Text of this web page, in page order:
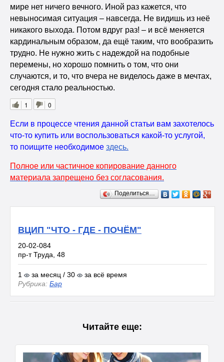
мире нет ничего вечного. Иной раз кажется, что
невыносимая ситуация – навсегда. Не видишь из неё
никакого выхода. Потом вдруг раз! – и всё меняется
кардинальным образом, да ещё таким, что вообразить
трудно. Не нужно жить с надеждой на подобные
перемены, но хорошо помнить о том, что они
случаются, и то, что вчера не виделось даже в мечтах,
сегодня стало реальностью.
1
0
Если в процессе чтения данной статьи вам захотелось
что-то купить или воспользоваться какой-то услугой,
то поищите необходимое здесь.
Полное или частичное копирование данного
материала запрещено без согласования.
Поделиться…
ВЦИП "ЧТО - ГДЕ - ПОЧЁМ"
20-02-084
пр-т Труда, 48
1 за месяц / 30
за всё время
Рубрика: Бар
Читайте еще: